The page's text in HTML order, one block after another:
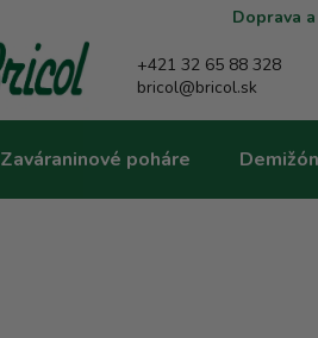
Doprava
+421 32 65 88 328
bricol@bricol.sk
Zaváraninové poháre